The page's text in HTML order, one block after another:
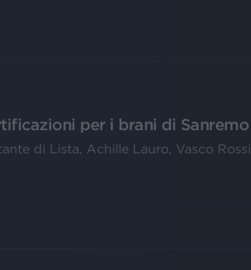
per i brani di Sanremo
di Lista, Achille Lauro, Vasco Rossi